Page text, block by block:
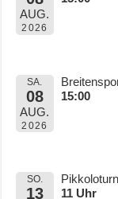
AUG.
2026
SA.
08
AUG.
2026
15:00
SO.
13
11 Uhr